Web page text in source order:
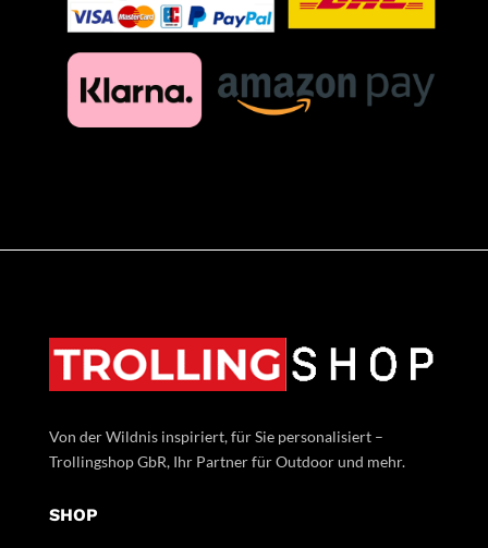
Von der Wildnis inspiriert, für Sie personalisiert –
Trollingshop GbR, Ihr Partner für Outdoor und mehr.
SHOP